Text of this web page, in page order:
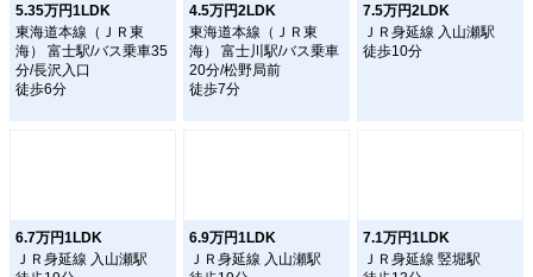
5.35万円1LDK
東海道本線（ＪＲ東
海） 富士駅/バス乗車35
分/長沢入口
徒歩6分
4.5万円2LDK
東海道本線（ＪＲ東
海） 富士川駅/バス乗車
20分/松野局前
徒歩7分
7.5万円2LDK
ＪＲ身延線 入山瀬駅
徒歩10分
6.7万円1LDK
ＪＲ身延線 入山瀬駅
6.9万円1LDK
ＪＲ身延線 入山瀬駅
7.1万円1LDK
ＪＲ身延線 竪堀駅